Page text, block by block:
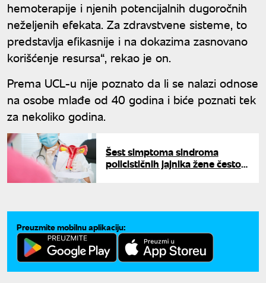
hemoterapije i njenih potencijalnih dugoročnih
neželjenih efekata. Za zdravstvene sisteme, to
predstavlja efikasnije i na dokazima zasnovano
korišćenje resursa“, rekao je on.
Prema UCL-u nije poznato da li se nalazi odnose
na osobe mlađe od 40 godina i biće poznati tek
za nekoliko godina.
Šest simptoma sindroma
policističnih jajnika žene često
Preuzmite mobilnu aplikaciju: